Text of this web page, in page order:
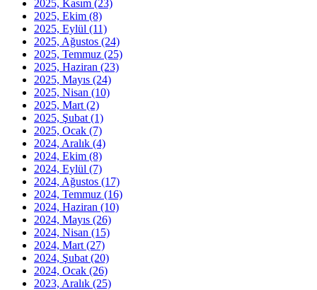
2025, Kasım (23)
2025, Ekim (8)
2025, Eylül (11)
2025, Ağustos (24)
2025, Temmuz (25)
2025, Haziran (23)
2025, Mayıs (24)
2025, Nisan (10)
2025, Mart (2)
2025, Şubat (1)
2025, Ocak (7)
2024, Aralık (4)
2024, Ekim (8)
2024, Eylül (7)
2024, Ağustos (17)
2024, Temmuz (16)
2024, Haziran (10)
2024, Mayıs (26)
2024, Nisan (15)
2024, Mart (27)
2024, Şubat (20)
2024, Ocak (26)
2023, Aralık (25)